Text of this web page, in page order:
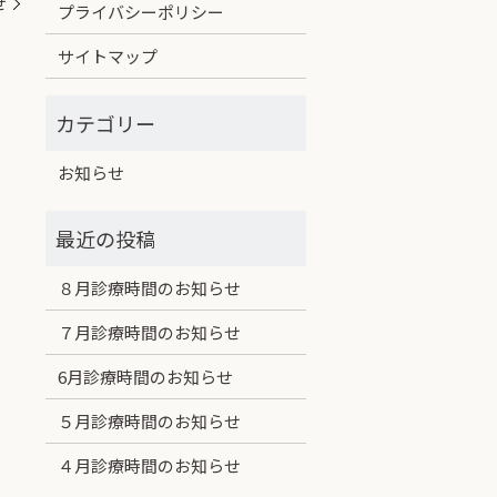
プライバシーポリシー
サイトマップ
お知らせ
８月診療時間のお知らせ
７月診療時間のお知らせ
6月診療時間のお知らせ
５月診療時間のお知らせ
４月診療時間のお知らせ